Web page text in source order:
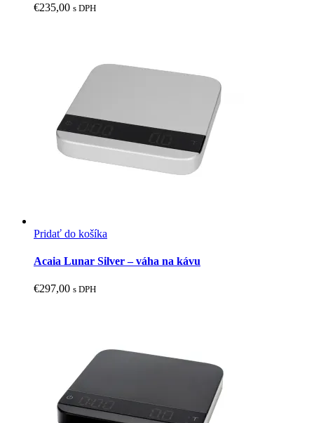
€235,00 s DPH
Pridať do košíka
Acaia Lunar Silver – váha na kávu
€297,00 s DPH